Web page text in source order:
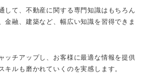
して、不動産に関する専門知識はもちろん
金融、建築など、幅広い知識を習得できま
ッチアップし、お客様に最適な情報を提供
キルも磨かれていくのを実感します。